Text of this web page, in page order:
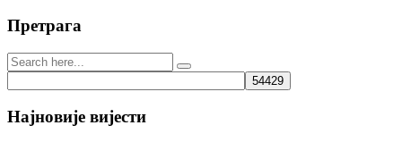
Претрага
Најновије вијести